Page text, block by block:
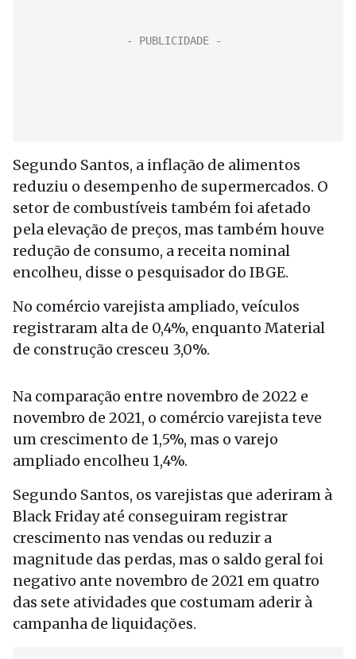
Segundo Santos, a inflação de alimentos
reduziu o desempenho de supermercados. O
setor de combustíveis também foi afetado
pela elevação de preços, mas também houve
redução de consumo, a receita nominal
encolheu, disse o pesquisador do IBGE.
No comércio varejista ampliado, veículos
registraram alta de 0,4%, enquanto Material
de construção cresceu 3,0%.
Na comparação entre novembro de 2022 e
novembro de 2021, o comércio varejista teve
um crescimento de 1,5%, mas o varejo
ampliado encolheu 1,4%.
Segundo Santos, os varejistas que aderiram à
Black Friday até conseguiram registrar
crescimento nas vendas ou reduzir a
magnitude das perdas, mas o saldo geral foi
negativo ante novembro de 2021 em quatro
das sete atividades que costumam aderir à
campanha de liquidações.